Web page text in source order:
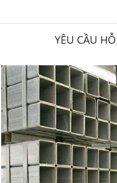
Thép tấm
YÊU CẦU